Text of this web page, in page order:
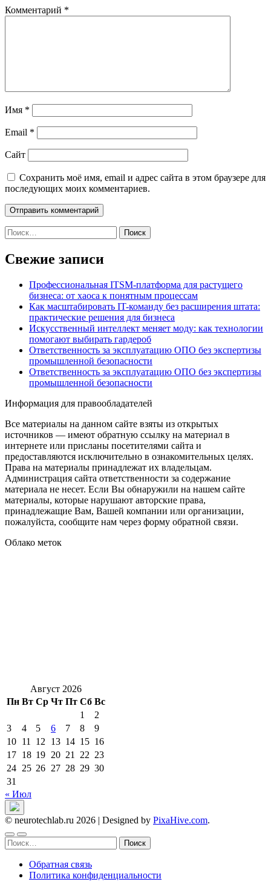
Комментарий *
Имя *
Email *
Сайт
Сохранить моё имя, email и адрес сайта в этом браузере для
последующих моих комментариев.
Найти:
Свежие записи
Профессиональная ITSM-платформа для растущего
бизнеса: от хаоса к понятным процессам
Как масштабировать IT-команду без расширения штата:
практические решения для бизнеса
Искусственный интеллект меняет моду: как технологии
помогают выбирать гардероб
Ответственность за эксплуатацию ОПО без экспертизы
промышленной безопасности
Ответственность за эксплуатацию ОПО без экспертизы
промышленной безопасности
Информация для правообладателей
Все материалы на данном сайте взяты из открытых
источников — имеют обратную ссылку на материал в
интернете или присланы посетителями сайта и
предоставляются исключительно в ознакомительных целях.
Права на материалы принадлежат их владельцам.
Администрация сайта ответственности за содержание
материала не несет. Если Вы обнаружили на нашем сайте
материалы, которые нарушают авторские права,
принадлежащие Вам, Вашей компании или организации,
пожалуйста, сообщите нам через форму обратной связи.
Облако меток
Август 2026
Пн Вт Ср Чт Пт Сб Вс
1
2
3
4 5 6 7 8
9
10 11 12 13 14 15 16
17 18 19 20 21 22 23
24 25 26 27 28 29 30
31
« Июл
© neurotechlab.ru 2026 | Designed by PixaHive.com.
Найти:
Обратная связь
Политика конфиденциальности